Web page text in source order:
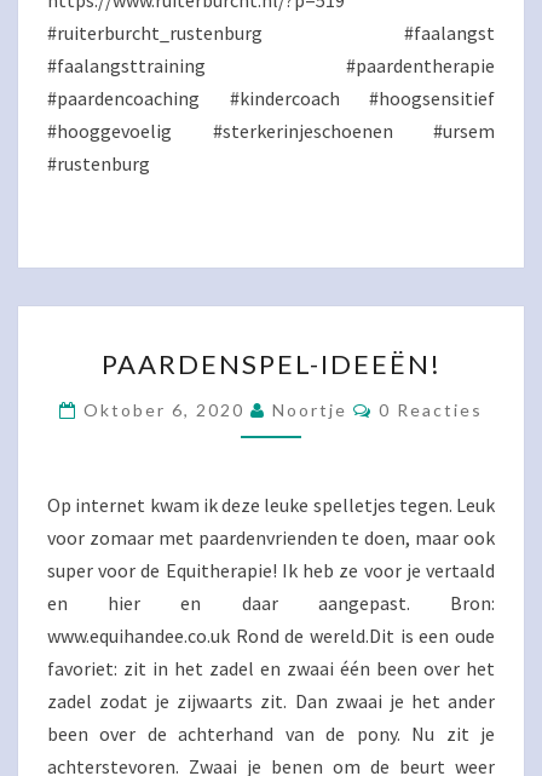
#ruiterburcht_rustenburg #faalangst
#faalangsttraining #paardentherapie
#paardencoaching #kindercoach #hoogsensitief
#hooggevoelig #sterkerinjeschoenen #ursem
#rustenburg
IDEEËN!
PAARDENSPEL-IDEEËN!
Oktober 6, 2020 Noortje Reacties
0 Reacties
Op internet kwam ik deze leuke spelletjes tegen. Leuk
voor zomaar met paardenvrienden te doen, maar ook
super voor de Equitherapie! Ik heb ze voor je vertaald
en hier en daar aangepast. Bron:
www.equihandee.co.uk Rond de wereld.Dit is een oude
favoriet: zit in het zadel en zwaai één been over het
zadel zodat je zijwaarts zit. Dan zwaai je het ander
been over de achterhand van de pony. Nu zit je
achterstevoren. Zwaai je benen om de beurt weer